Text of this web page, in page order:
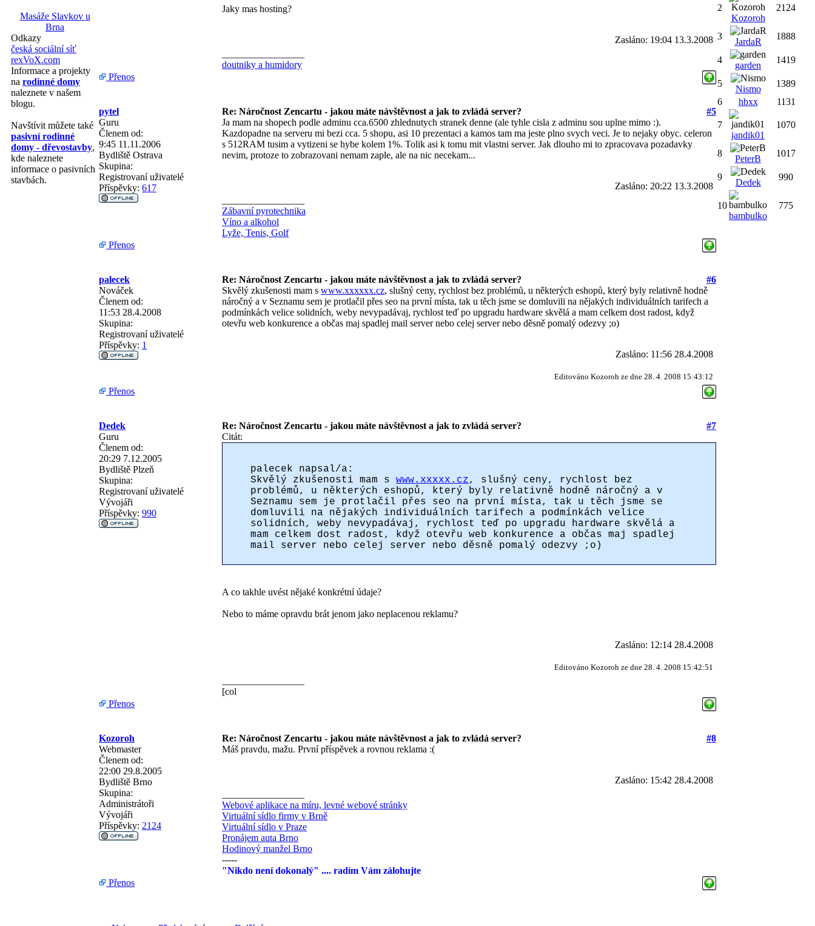
Masáže Slavkov u
Brna
Odkazy
česká sociální síť
rexVoX.com
Informace a projekty
na rodinné domy
naleznete v našem
blogu.
Navštívit můžete také
pasivní rodinné
domy - dřevostavby,
kde naleznete
informace o pasivních
stavbách.
Jaky mas hosting?
Zasláno: 19:04 13.3.2008
doutniky a humidory
Přenos
pytel Re: Náročnost Zencartu - jakou máte návštěvnost a jak to zvládá server?
#5
Guru
Členem od:
9:45 11.11.2006
Bydliště Ostrava
Skupina:
Registrovaní uživatelé
Příspěvky: 617
Ja mam na shopech podle adminu cca.6500 zhlednutych stranek denne (ale tyhle cisla z adminu sou uplne mimo :).
Kazdopadne na serveru mi bezi cca. 5 shopu, asi 10 prezentaci a kamos tam ma jeste plno svych veci. Je to nejaky obyc. celeron
s 512RAM tusim a vytizeni se hybe kolem 1%. Tolik asi k tomu mit vlastni server. Jak dlouho mi to zpracovava pozadavky
nevim, protoze to zobrazovani nemam zaple, ale na nic necekam...
Zasláno: 20:22 13.3.2008
Zábavní pyrotechnika
Víno a alkohol
Lyže, Tenis, Golf
Přenos
palecek Re: Náročnost Zencartu - jakou máte návštěvnost a jak to zvládá server?
#6
Nováček
Členem od:
11:53 28.4.2008
Skupina:
Registrovaní uživatelé
Příspěvky: 1
Skvělý zkušenosti mam s www.xxxxxx.cz, slušný ceny, rychlost bez problémů, u některých eshopů, který byly relativně hodně
náročný a v Seznamu sem je protlačil přes seo na první místa, tak u těch jsme se domluvili na nějakých individuálních tarifech a
podmínkách velice solidních, weby nevypadávaj, rychlost teď po upgradu hardware skvělá a mam celkem dost radost, když
otevřu web konkurence a občas maj spadlej mail server nebo celej server nebo děsně pomalý odezvy ;o)
Zasláno: 11:56 28.4.2008
Editováno Kozoroh ze dne 28. 4. 2008 15:43:12
Přenos
Dedek Re: Náročnost Zencartu - jakou máte návštěvnost a jak to zvládá server?
#7
Guru
Členem od:
20:29 7.12.2005
Bydliště Plzeň
Skupina:
Registrovaní uživatelé
Vývojáři
Příspěvky: 990
Citát:
palecek napsal/a:
Skvělý zkušenosti mam s www.xxxxx.cz, slušný ceny, rychlost bez
problémů, u některých eshopů, který byly relativně hodně náročný a v
Seznamu sem je protlačil přes seo na první místa, tak u těch jsme se
domluvili na nějakých individuálních tarifech a podmínkách velice
solidních, weby nevypadávaj, rychlost teď po upgradu hardware skvělá a
mam celkem dost radost, když otevřu web konkurence a občas maj spadlej
mail server nebo celej server nebo děsně pomalý odezvy ;o)
A co takhle uvést nějaké konkrétní údaje?
Nebo to máme opravdu brát jenom jako neplacenou reklamu?
Zasláno: 12:14 28.4.2008
Editováno Kozoroh ze dne 28. 4. 2008 15:42:51
[col
Přenos
Kozoroh Re: Náročnost Zencartu - jakou máte návštěvnost a jak to zvládá server?
#8
Webmaster
Členem od:
22:00 29.8.2005
Bydliště Brno
Skupina:
Administrátoři
Vývojáři
Příspěvky: 2124
Máš pravdu, mažu. První příspěvek a rovnou reklama :(
Zasláno: 15:42 28.4.2008
Webové aplikace na míru, levné webové stránky
Virtuální sídlo firmy v Brně
Virtuální sídlo v Praze
Pronájem auta Brno
Hodinový manžel Brno
-----
"Nikdo není dokonalý" .... radím Vám zálohujte
Přenos
2
Kozoroh
2124
3
JardaR
1888
4
garden
1419
5
Nismo
1389
6
hbxx 1131
7
jandik01
1070
8
PeterB
1017
9
Dedek
990
10
bambulko
775